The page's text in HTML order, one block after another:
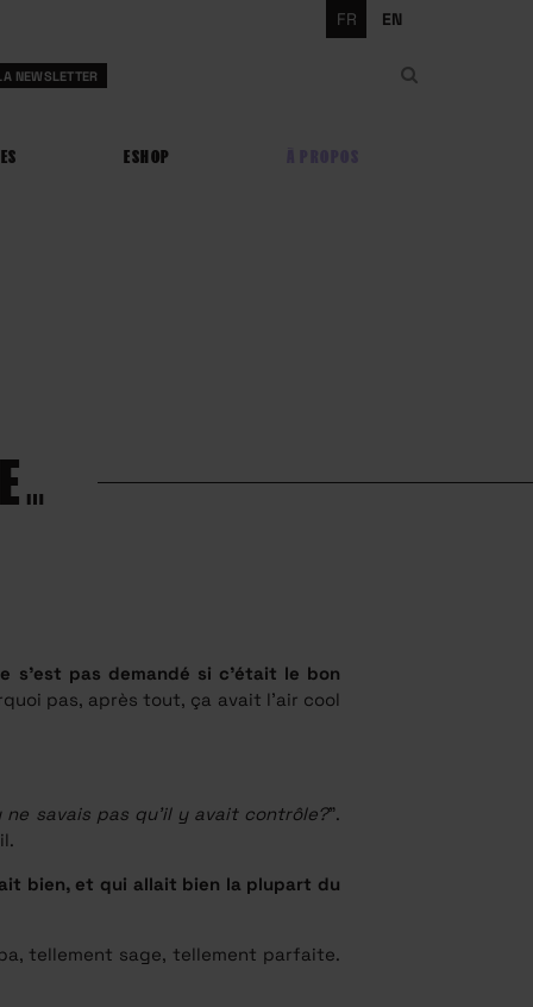
FR EN
ESHOP
NEWSLETTER
s’est pas demandé si c’était le bon
pas, après tout, ça avait l’air cool
ne savais pas qu’il y avait contrôle?”.
bien, et qui allait bien la plupart du
tellement sage, tellement parfaite.